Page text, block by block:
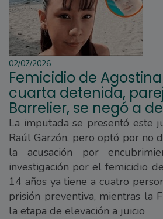
02/07/2026
Femicidio de
cuarta detenida,
Barrelier, se negó a
La imputada se presentó este
Raúl Garzón, pero optó por no
la acusación por
investigación por el femicidio
14 años ya tiene a cuatro
prisión preventiva, mientras la
la etapa de elevación a juicio